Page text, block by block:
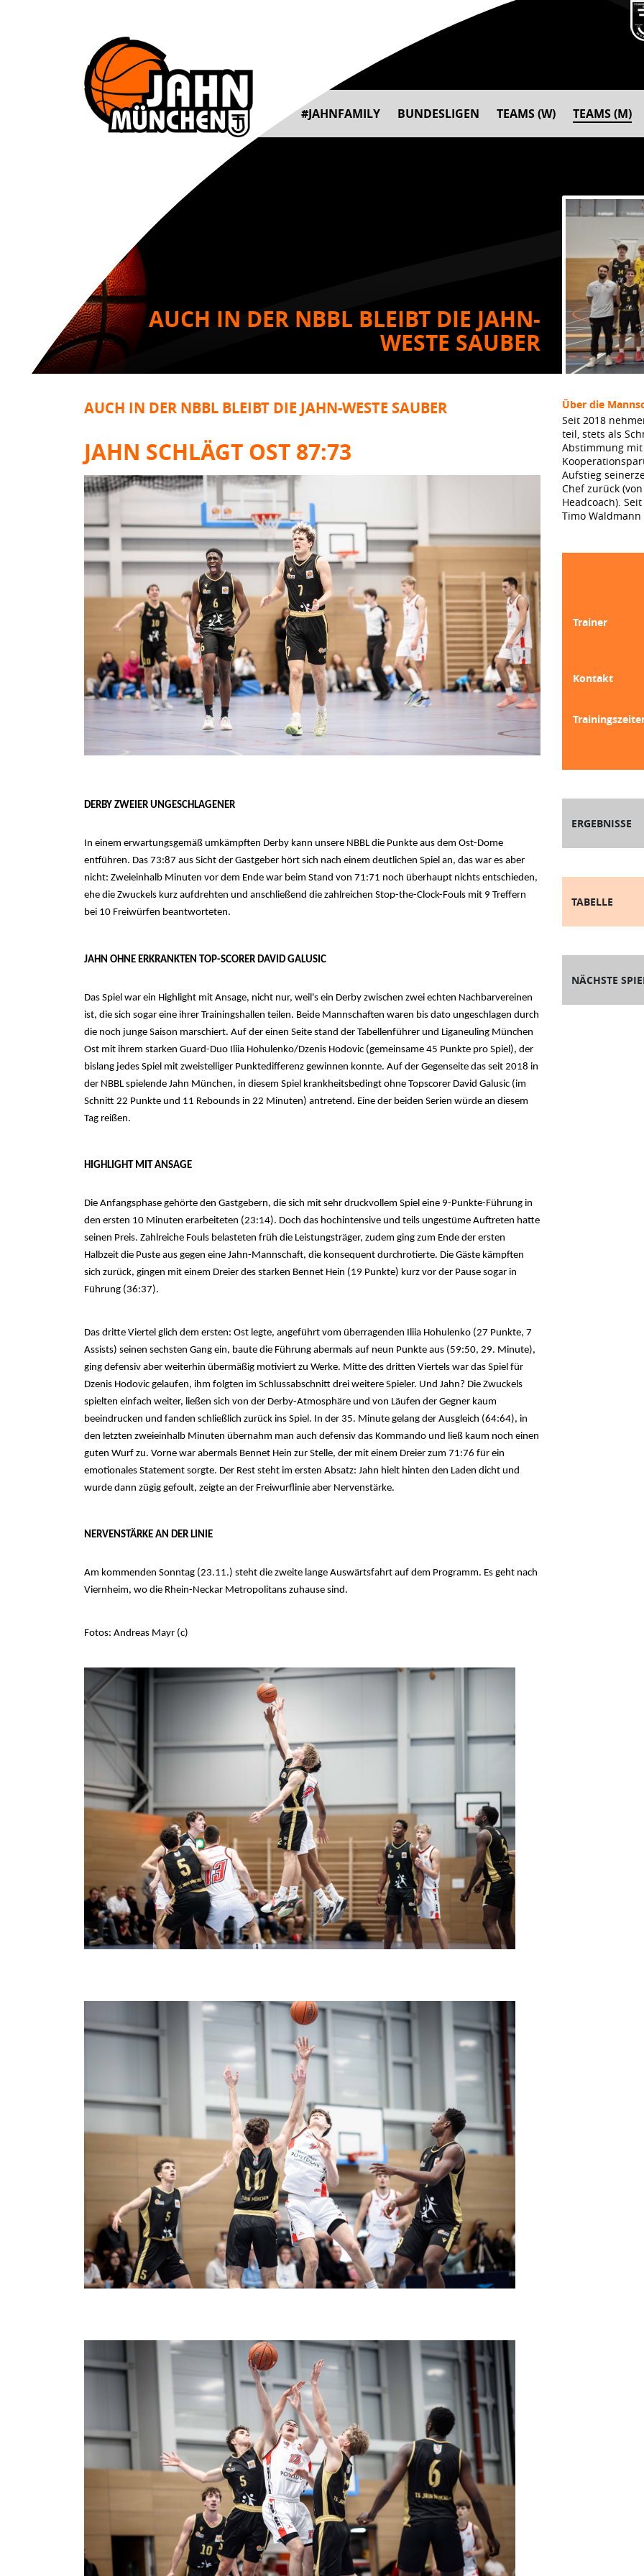
#JAHNFAMILY BUNDESLIGEN TEAMS (W) TEAMS (M)
AUCH IN DER NBBL BLEIBT DIE JAHN-
WESTE SAUBER
AUCH IN DER NBBL BLEIBT DIE JAHN-WESTE SAUBER
JAHN SCHLÄGT OST 87:73
DERBY ZWEIER UNGESCHLAGENER
In einem erwartungsgemäß umkämpften Derby kann unsere NBBL die Punkte aus dem Ost-Dome
entführen. Das 73:87 aus Sicht der Gastgeber hört sich nach einem deutlichen Spiel an, das war es aber
nicht: Zweieinhalb Minuten vor dem Ende war beim Stand von 71:71 noch überhaupt nichts entschieden,
ehe die Zwuckels kurz aufdrehten und anschließend die zahlreichen Stop-the-Clock-Fouls mit 9 Treffern
bei 10 Freiwürfen beantworteten.
JAHN OHNE ERKRANKTEN TOP-SCORER DAVID GALUSIC
Das Spiel war ein Highlight mit Ansage, nicht nur, weil's ein Derby zwischen zwei echten Nachbarvereinen
ist, die sich sogar eine ihrer Trainingshallen teilen. Beide Mannschaften waren bis dato ungeschlagen durch
die noch junge Saison marschiert. Auf der einen Seite stand der Tabellenführer und Liganeuling München
Ost mit ihrem starken Guard-Duo Iliia Hohulenko/Dzenis Hodovic (gemeinsame 45 Punkte pro Spiel), der
bislang jedes Spiel mit zweistelliger Punktedifferenz gewinnen konnte. Auf der Gegenseite das seit 2018 in
der NBBL spielende Jahn München, in diesem Spiel krankheitsbedingt ohne Topscorer David Galusic (im
Schnitt 22 Punkte und 11 Rebounds in 22 Minuten) antretend. Eine der beiden Serien würde an diesem
Tag reißen.
HIGHLIGHT MIT ANSAGE
Die Anfangsphase gehörte den Gastgebern, die sich mit sehr druckvollem Spiel eine 9-Punkte-Führung in
den ersten 10 Minuten erarbeiteten (23:14). Doch das hochintensive und teils ungestüme Auftreten hatte
seinen Preis. Zahlreiche Fouls belasteten früh die Leistungsträger, zudem ging zum Ende der ersten
Halbzeit die Puste aus gegen eine Jahn-Mannschaft, die konsequent durchrotierte. Die Gäste kämpften
sich zurück, gingen mit einem Dreier des starken Bennet Hein (19 Punkte) kurz vor der Pause sogar in
Führung (36:37).
Das dritte Viertel glich dem ersten: Ost legte, angeführt vom überragenden Iliia Hohulenko (27 Punkte, 7
Assists) seinen sechsten Gang ein, baute die Führung abermals auf neun Punkte aus (59:50, 29. Minute),
ging defensiv aber weiterhin übermäßig motiviert zu Werke. Mitte des dritten Viertels war das Spiel für
Dzenis Hodovic gelaufen, ihm folgten im Schlussabschnitt drei weitere Spieler. Und Jahn? Die Zwuckels
spielten einfach weiter, ließen sich von der Derby-Atmosphäre und von Läufen der Gegner kaum
beeindrucken und fanden schließlich zurück ins Spiel. In der 35. Minute gelang der Ausgleich (64:64), in
den letzten zweieinhalb Minuten übernahm man auch defensiv das Kommando und ließ kaum noch einen
guten Wurf zu. Vorne war abermals Bennet Hein zur Stelle, der mit einem Dreier zum 71:76 für ein
emotionales Statement sorgte. Der Rest steht im ersten Absatz: Jahn hielt hinten den Laden dicht und
wurde dann zügig gefoult, zeigte an der Freiwurflinie aber Nervenstärke.
NERVENSTÄRKE AN DER LINIE
Am kommenden Sonntag (23.11.) steht die zweite lange Auswärtsfahrt auf dem Programm. Es geht nach
Viernheim, wo die Rhein-Neckar Metropolitans zuhause sind.
Fotos: Andreas Mayr (c)
Über die
Seit 2018
teil, stets als
Abstimmung
Aufstieg
Chef zurück
Headcoach).
Timo
Trainer
Kontakt
ERGEBNISSE
TABELLE
NÄCHSTE